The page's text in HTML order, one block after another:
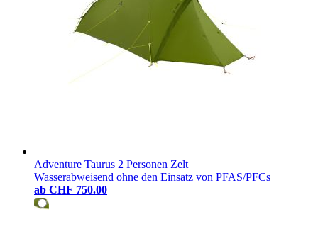
Adventure Taurus 2 Personen Zelt
Wasserabweisend ohne den Einsatz von PFAS/PFCs
ab CHF 750.00